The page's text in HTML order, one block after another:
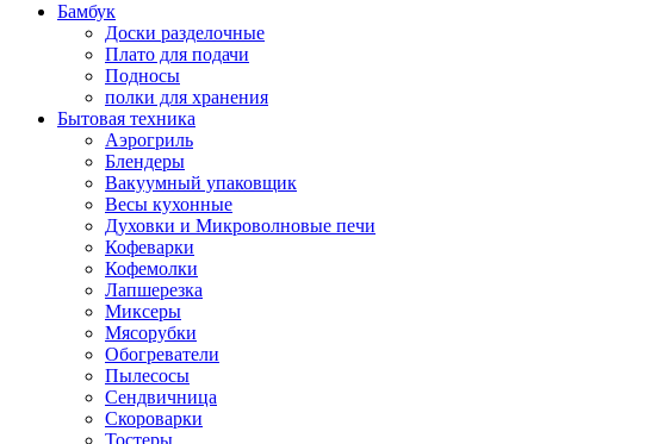
Бамбук
Доски разделочные
Плато для подачи
Подносы
полки для хранения
Бытовая техника
Аэрогриль
Блендеры
Вакуумный упаковщик
Весы кухонные
Духовки и Микроволновые печи
Кофеварки
Кофемолки
Лапшерезка
Миксеры
Мясорубки
Обогреватели
Пылесосы
Сендвичница
Скороварки
Тостеры